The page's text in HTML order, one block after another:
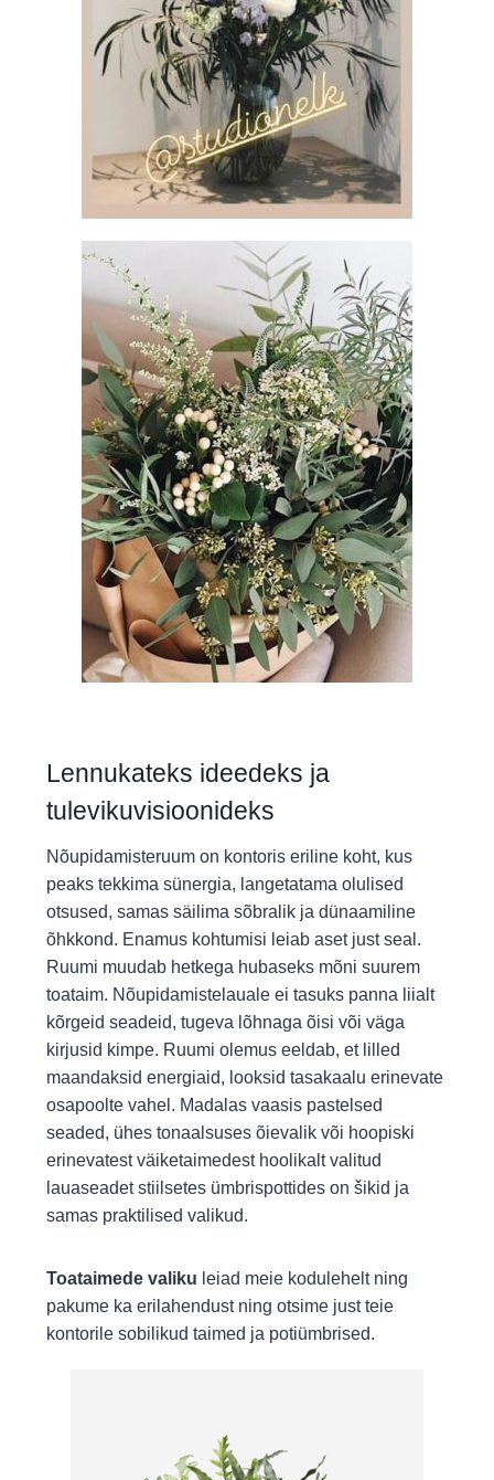
Lennukateks ideedeks ja
tulevikuvisioonideks
Nõupidamisteruum on kontoris eriline koht, kus
peaks tekkima sünergia, langetatama olulised
otsused, samas säilima sõbralik ja dünaamiline
õhkkond. Enamus kohtumisi leiab aset just seal.
Ruumi muudab hetkega hubaseks mõni suurem
toataim. Nõupidamistelauale ei tasuks panna liialt
kõrgeid seadeid, tugeva lõhnaga õisi või väga
kirjusid kimpe. Ruumi olemus eeldab, et lilled
maandaksid energiaid, looksid tasakaalu erinevate
osapoolte vahel. Madalas vaasis pastelsed
seaded, ühes tonaalsuses õievalik või hoopiski
erinevatest väiketaimedest hoolikalt valitud
lauaseadet stiilsetes ümbrispottides on šikid ja
samas praktilised valikud.
Toataimede valiku leiad meie kodulehelt ning
pakume ka erilahendust ning otsime just teie
kontorile sobilikud taimed ja potiümbrised.